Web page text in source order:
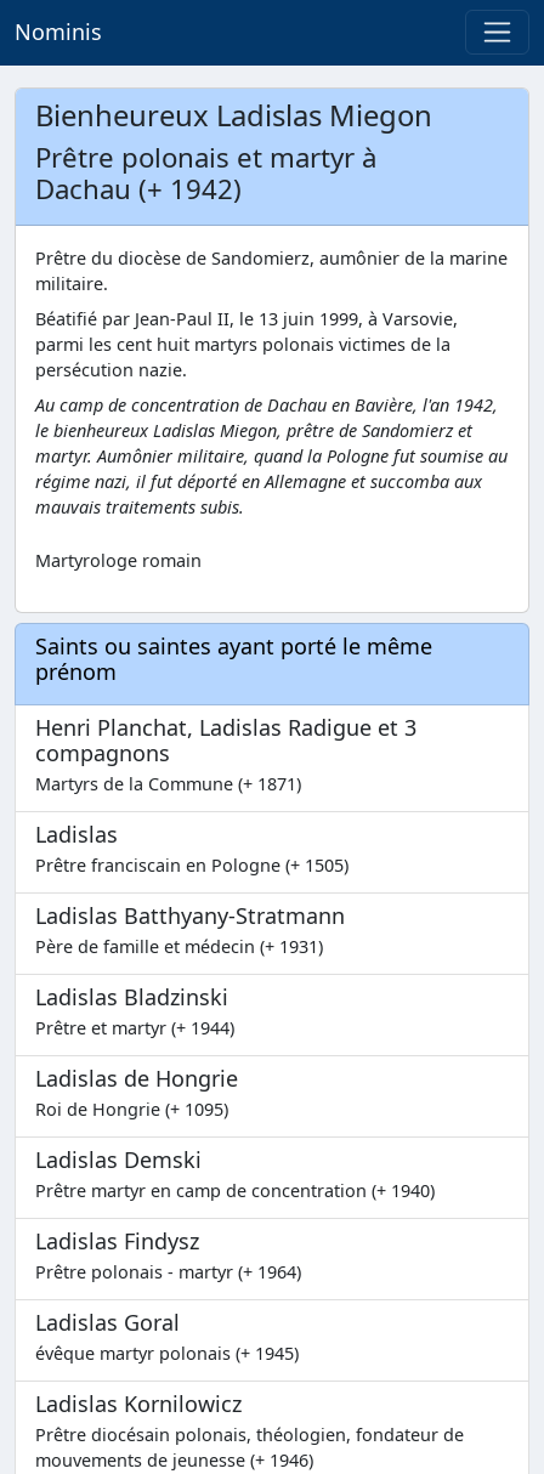
Nominis
Bienheureux Ladislas Miegon
Prêtre polonais et martyr à
Dachau (+ 1942)
Prêtre du diocèse de Sandomierz, aumônier de la marine
militaire.
Béatifié par Jean-Paul II, le 13 juin 1999, à Varsovie,
parmi les cent huit martyrs polonais victimes de la
persécution nazie.
Au camp de concentration de Dachau en Bavière, l'an 1942,
le bienheureux Ladislas Miegon, prêtre de Sandomierz et
martyr. Aumônier militaire, quand la Pologne fut soumise au
régime nazi, il fut déporté en Allemagne et succomba aux
mauvais traitements subis.
Martyrologe romain
Saints ou saintes ayant porté le même
prénom
Henri Planchat, Ladislas Radigue et 3
compagnons
Martyrs de la Commune (+ 1871)
Ladislas
Prêtre franciscain en Pologne (+ 1505)
Ladislas Batthyany-Stratmann
Père de famille et médecin (+ 1931)
Ladislas Bladzinski
Prêtre et martyr (+ 1944)
Ladislas de Hongrie
Roi de Hongrie (+ 1095)
Ladislas Demski
Prêtre martyr en camp de concentration (+ 1940)
Ladislas Findysz
Prêtre polonais - martyr (+ 1964)
Ladislas Goral
évêque martyr polonais (+ 1945)
Ladislas Kornilowicz
Prêtre diocésain polonais, théologien, fondateur de
mouvements de jeunesse (+ 1946)